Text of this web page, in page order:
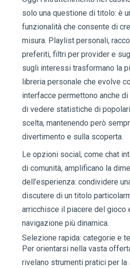
solo una questione di titolo: è
funzionalità che consente di
misura. Playlist personali,
preferiti, filtri per provider e
sugli interessi trasformano la
libreria personale che evolve
interfacce permettono anche
di vedere statistiche di
scelta, mantenendo però
divertimento e sulla scoperta.
Le opzioni social, come chat
di comunità, amplificano la
dell’esperienza: condividere
discutere di un titolo
arricchisce il piacere del gioco
navigazione più dinamica.
Selezione rapida: categorie e
Per orientarsi nella vasta
rivelano strumenti pratici per la